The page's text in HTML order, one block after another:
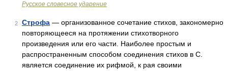
Русское словесное ударение
2 Строфа — организованное сочетание стихов, закономерно
повторяющееся на протяжении стихотворного
произведения или его части. Наиболее простым и
распространенным способом соединения стихов в С.
является соединение их рифмой, к рая своими